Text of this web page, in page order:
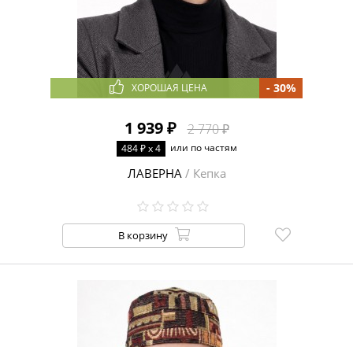
ХОРОШАЯ ЦЕНА
1 939 ₽ 2 770 ₽
- 30%
484 ₽ x 4 или по частям
ЛАВЕРНА / Кепка
В корзину